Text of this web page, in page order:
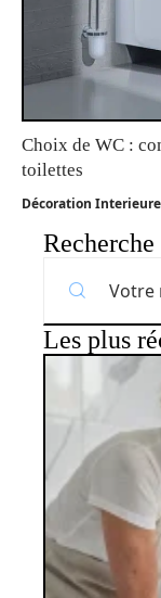
Choix de WC :
toilettes
Décoration Interieure
Recherche
Les plus